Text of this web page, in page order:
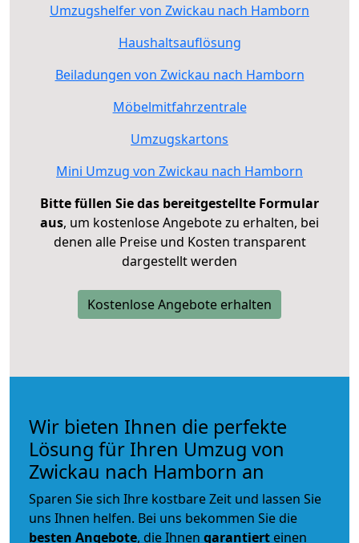
Umzugshelfer von Zwickau nach Hamborn
Haushaltsauflösung
Beiladungen von Zwickau nach Hamborn
Möbelmitfahrzentrale
Umzugskartons
Mini Umzug von Zwickau nach Hamborn
Bitte füllen Sie das bereitgestellte Formular
aus, um kostenlose Angebote zu erhalten, bei
denen alle Preise und Kosten transparent
dargestellt werden
Kostenlose Angebote erhalten
Wir bieten Ihnen die perfekte
Lösung für Ihren Umzug von
Zwickau nach Hamborn an
Sparen Sie sich Ihre kostbare Zeit und lassen Sie
uns Ihnen helfen. Bei uns bekommen Sie die
besten Angebote, die Ihnen garantiert einen